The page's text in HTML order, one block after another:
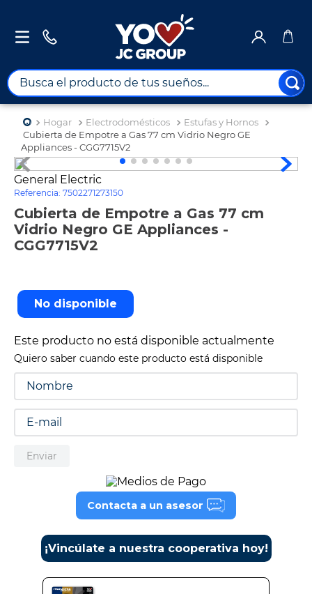
Busca el producto de tus sueños...
Hogar Electrodomésticos
Estufas y Hornos
Cubierta de Empotre a Gas 77 cm Vidrio Negro GE
Appliances - CGG7715V2
General Electric
Referencia: 7502271273150
Cubierta de Empotre a Gas 77 cm
Vidrio Negro GE Appliances -
CGG7715V2
No disponible
Este producto no está disponible actualmente
Quiero saber cuando este producto está disponible
Enviar
Contacta a un asesor
¡Vincúlate a nuestra cooperativa hoy!
TÉRMINOS MÁS BUSCADOS
1.
combos
2.
maximuebles
3.
celulares
5.
nevera
6.
8.
impresora
alexa echo dot 5